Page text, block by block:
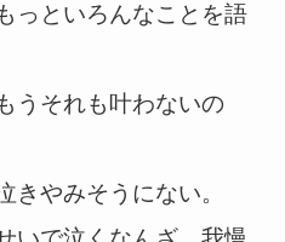
っといろんなことを語
うそれも叶わないの
きやみそうにない。